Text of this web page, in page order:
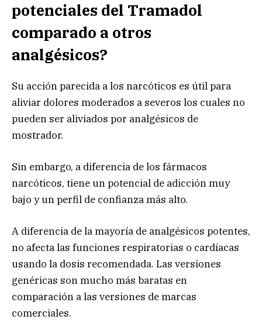
potenciales del Tramadol
comparado a otros
analgésicos?
Su acción parecida a los narcóticos es útil para
aliviar dolores moderados a severos los cuales no
pueden ser aliviados por analgésicos de
mostrador.
Sin embargo, a diferencia de los fármacos
narcóticos, tiene un potencial de adicción muy
bajo y un perfil de confianza más alto.
A diferencia de la mayoría de analgésicos potentes,
no afecta las funciones respiratorias o cardíacas
usando la dosis recomendada. Las versiones
genéricas son mucho más baratas en
comparación a las versiones de marcas
comerciales.